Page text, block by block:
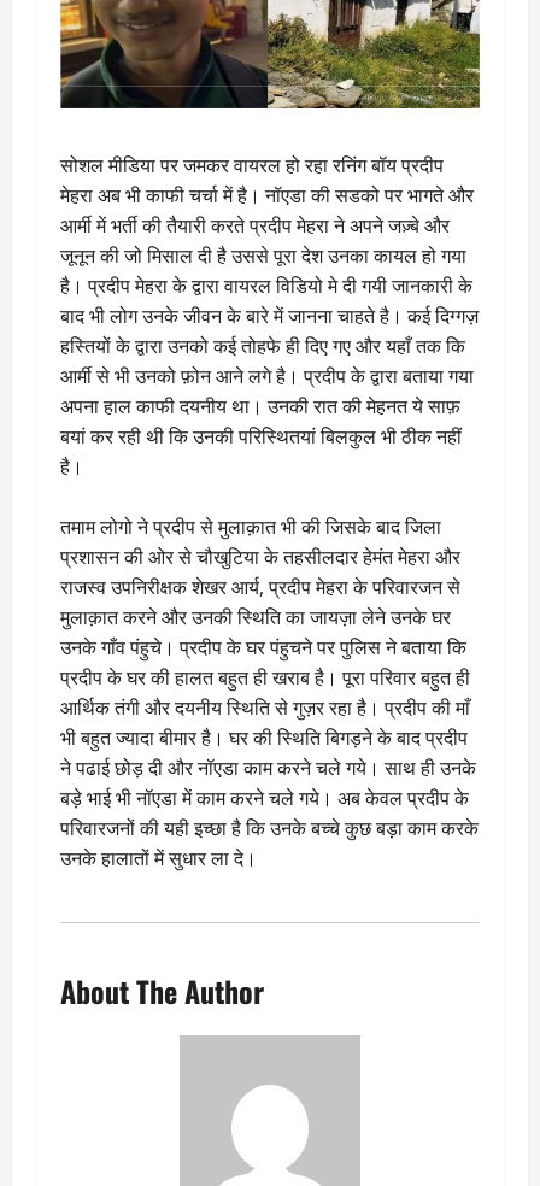
सोशल मीडिया पर जमकर वायरल हो रहा रनिंग बॉय प्रदीप
मेहरा अब भी काफी चर्चा में है। नॉएडा की सडको पर भागते और
आर्मी में भर्ती की तैयारी करते प्रदीप मेहरा ने अपने जज़्बे और
जूनून की जो मिसाल दी है उससे पूरा देश उनका कायल हो गया
है। प्रदीप मेहरा के द्वारा वायरल विडियो मे दी गयी जानकारी के
बाद भी लोग उनके जीवन के बारे में जानना चाहते है। कई दिग्गज़
हस्तियों के द्वारा उनको कई तोहफे ही दिए गए और यहाँ तक कि
आर्मी से भी उनको फ़ोन आने लगे है। प्रदीप के द्वारा बताया गया
अपना हाल काफी दयनीय था। उनकी रात की मेहनत ये साफ़
बयां कर रही थी कि उनकी परिस्थितयां बिलकुल भी ठीक नहीं
है।
तमाम लोगो ने प्रदीप से मुलाक़ात भी की जिसके बाद जिला
प्रशासन की ओर से चौखुटिया के तहसीलदार हेमंत मेहरा और
राजस्व उपनिरीक्षक शेखर आर्य, प्रदीप मेहरा के परिवारजन से
मुलाक़ात करने और उनकी स्थिति का जायज़ा लेने उनके घर
उनके गाँव पंहुचे। प्रदीप के घर पंहुचने पर पुलिस ने बताया कि
प्रदीप के घर की हालत बहुत ही खराब है। पूरा परिवार बहुत ही
आर्थिक तंगी और दयनीय स्थिति से गुज़र रहा है। प्रदीप की माँ
भी बहुत ज्यादा बीमार है। घर की स्थिति बिगड़ने के बाद प्रदीप
ने पढाई छोड़ दी और नॉएडा काम करने चले गये। साथ ही उनके
बड़े भाई भी नॉएडा में काम करने चले गये। अब केवल प्रदीप के
परिवारजनों की यही इच्छा है कि उनके बच्चे कुछ बड़ा काम करके
उनके हालातों में सुधार ला दे।
About The Author